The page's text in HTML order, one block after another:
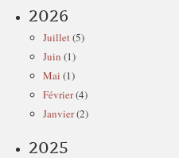
2026
Juillet(5)
Juin (1)
Mai (1)
Février(4)
Janvier(2)
2025